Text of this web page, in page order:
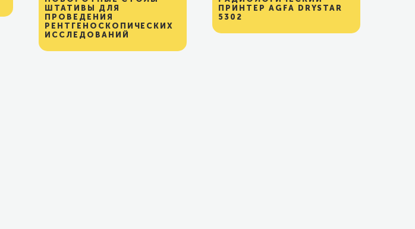
ШТАТИВЫ ДЛЯ
ПРОВЕДЕНИЯ
РЕНТГЕНОСКОПИЧЕСКИХ
ИССЛЕДОВАНИЙ
ПРИНТЕР AGFA DRYSTAR
5302